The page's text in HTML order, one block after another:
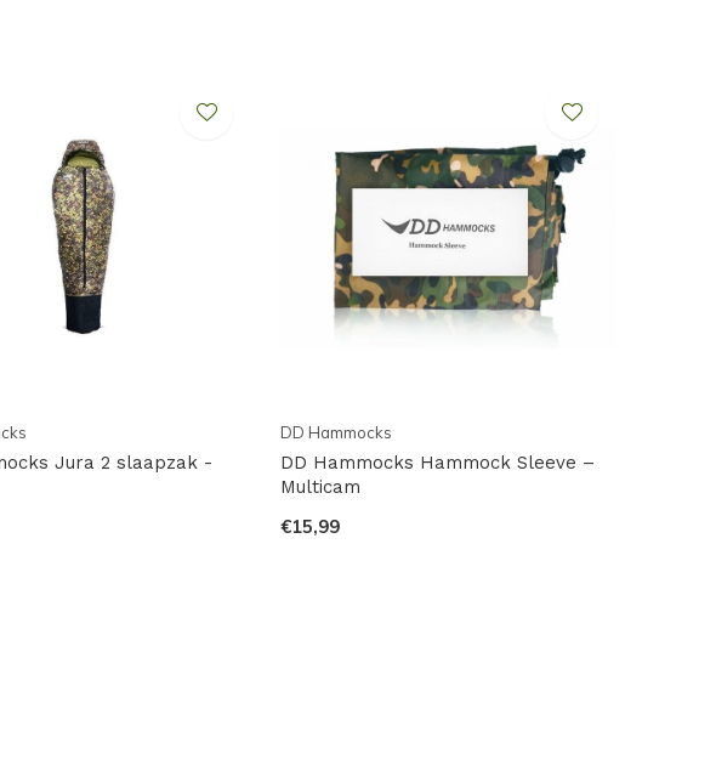
Jura 2 slaapzak -
DD Hammocks
DD Hammocks Hammock Sleeve –
Multicam
€15,99